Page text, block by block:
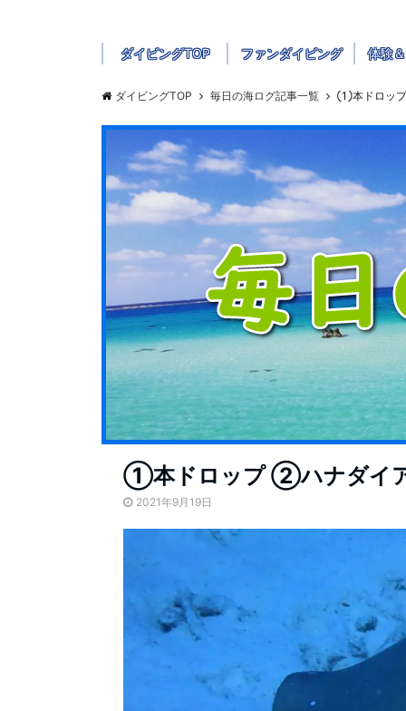
ダイビングTOP ファンダイビング 体験
ダイビングTOP 毎日の海ログ記事一覧 ①本ドロッ
①本ドロップ ②ハナダイ
2021年9月19日